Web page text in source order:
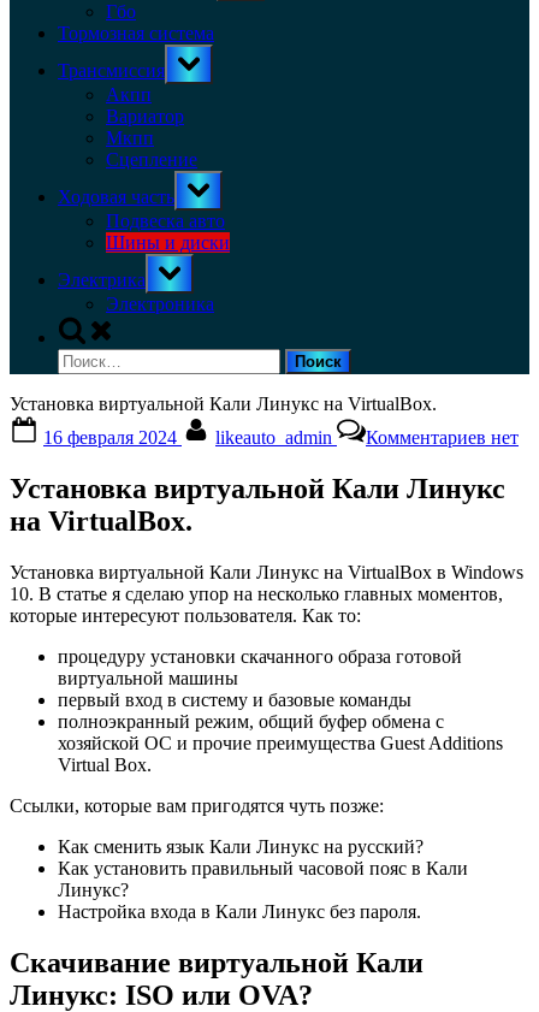
Гбо
Тормозная система
Трансмиссия
Toggle
sub-
Акпп
Вариатор
Мкпп
Сцепление
Ходовая часть
Toggle
sub-
menu
Подвеска авто
Шины и диски
Электрика
Toggle
sub-
menu
Электроника
Toggle
search
form
Найти:
Установка виртуальной Кали Линукс на VirtualBox.
on
16 февраля 2024 likeauto_admin Комментариев нет
Установка виртуальной Кали Линукс
на VirtualBox.
Установка виртуальной Кали Линукс на VirtualBox в Windows
10. В статье я сделаю упор на несколько главных моментов,
которые интересуют пользователя. Как то:
процедуру установки скачанного образа готовой
виртуальной машины
первый вход в систему и базовые команды
полноэкранный режим, общий буфер обмена с
хозяйской ОС и прочие преимущества Guest Additions
Virtual Box.
Ссылки, которые вам пригодятся чуть позже:
Как сменить язык Кали Линукс на русский?
Как установить правильный часовой пояс в Кали
Линукс?
Настройка входа в Кали Линукс без пароля.
Скачивание виртуальной Кали
Линукс: ISO или OVA?